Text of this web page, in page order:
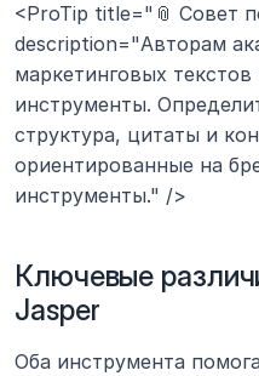
<ProTip title="📎 Совет
description="Авторам
маркетинговых
инструменты.
структура, цитаты и
ориентированные на
инструменты." />
Ключевые
Jasper
Оба инструмента